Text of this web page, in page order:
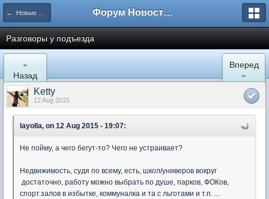
← Новые Водники Форум Новостройки
Разговоры у подъезда
«
Назад
Вперед
»
Ketty
12 Aug 2015
layolla, on 12 Aug 2015 - 19:07:
Не пойму, а чего бегут-то? Чего не устраивает?
Недвижимость, судя по всему, есть, школ/универов вокруг
достаточно, работу можно выбрать по душе, парков, ФОКов,
спорт.залов в избытке, коммуналка и та с льготами и т.п. ...